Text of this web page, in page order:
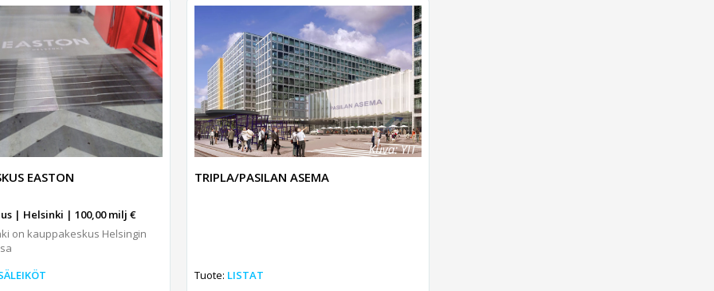
EASTON
| Helsinki | 100,00 milj €
on kauppakeskus Helsingin
TRIPLA/PASILAN ASEMA
Tuote: LISTAT